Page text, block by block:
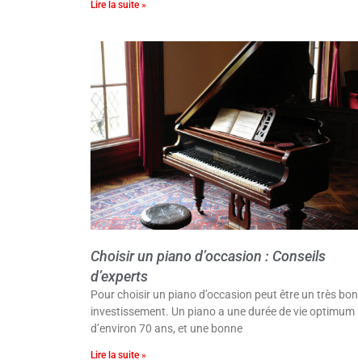
Lire la suite »
Choisir un piano d’occasion : Conseils
d’experts
Pour choisir un piano d’occasion peut être un très bon
investissement. Un piano a une durée de vie optimum
d’environ 70 ans, et une bonne
Lire la suite »